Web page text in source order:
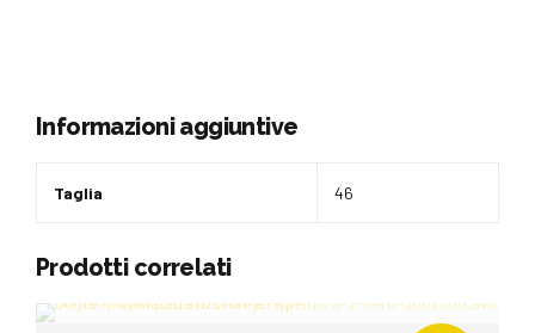
Informazioni aggiuntive
Taglia 46
Prodotti correlati